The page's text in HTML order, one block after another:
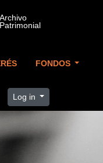
FONDOS
Log in